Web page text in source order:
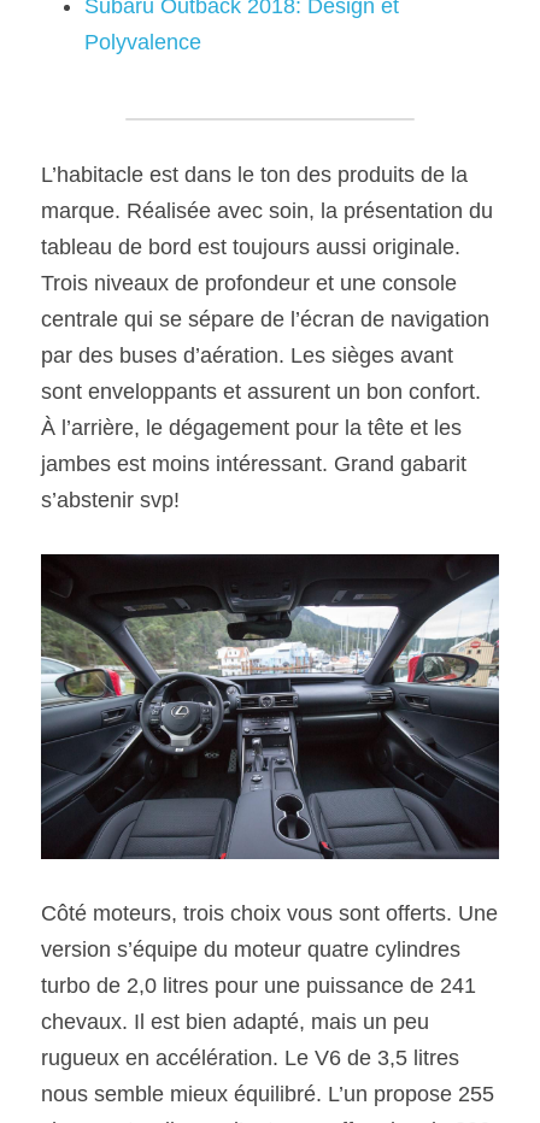
Subaru Outback 2018: Design et
Polyvalence
L’habitacle est dans le ton des produits de la
marque. Réalisée avec soin, la présentation du
tableau de bord est toujours aussi originale.
Trois niveaux de profondeur et une console
centrale qui se sépare de l’écran de navigation
par des buses d’aération. Les sièges avant
sont enveloppants et assurent un bon confort.
À l’arrière, le dégagement pour la tête et les
jambes est moins intéressant. Grand gabarit
s’abstenir svp!
Côté moteurs, trois choix vous sont offerts. Une
version s’équipe du moteur quatre cylindres
turbo de 2,0 litres pour une puissance de 241
chevaux. Il est bien adapté, mais un peu
rugueux en accélération. Le V6 de 3,5 litres
nous semble mieux équilibré. L’un propose 255